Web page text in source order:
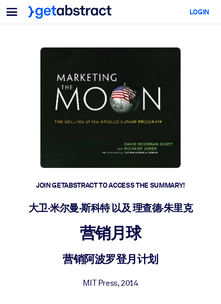
Menu
For Teams & Leaders
AI Upskilling
Leadership Development
Prepare your leaders for the next era of work.
Build a healthier, more resilient workforce.
For LMS/LXP
For AI Systems
LOGIN
JOIN GETABSTRACT TO ACCESS THE SUMMARY!
大卫·米尔曼·斯科特 以及 理查德·朱里克
营销月球
营销阿波罗登月计划
MIT Press,2014